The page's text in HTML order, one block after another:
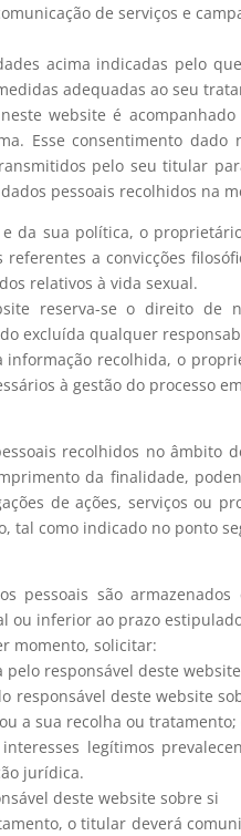
de serviços e
acima indicadas pelo
adequadas ao seu
website é
Esse consentimento
pelo seu titular
pessoais recolhidos na
da sua política, o
referentes a convicções
relativos à vida sexual.
reserva-se o direito
excluída qualquer
recolhida, o
à gestão do processo
recolhidos no
da finalidade,
de ações, serviços ou
tal como indicado no ponto
são
ou inferior ao prazo
momento, solicitar:
responsável deste
responsável deste website
a sua recolha ou
legítimos
jurídica.
deste website sobre si
o titular deverá